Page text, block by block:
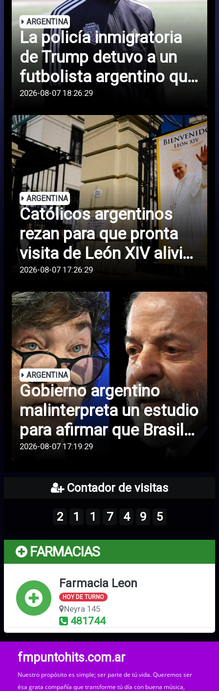
ARGENTINA
La policía inmigratoria
de Trump detuvo a un
futbolista argentino que
juega en una liga de
Estados Unidos
2026-08-07 18:26:29
ARGENTINA
Católicos argentinos
rezan para que pronta
visita de León XIV alivie
sus penurias
económicas
2026-08-07 17:26:29
ARGENTINA
Gobierno argentino
malinterpreta un estudio
para afirmar que Brasil
lidera una “campaña
2026-08-07 17:19:29
Contador de visitas
2 1 1 7 4 9 5
FARMACIAS
Farmacia Leon
HOY DE TURNO
Neyra 145
481744
fmpuntohits.com.ar
Nuestro propósito es simple; ser parte de tú vida. Queremos ser
ésa grata compañía que transforme tú día con buena música,